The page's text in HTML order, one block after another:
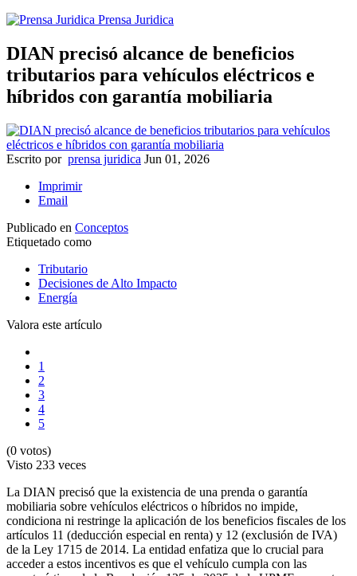
Prensa Juridica
DIAN precisó alcance de beneficios
tributarios para vehículos eléctricos e
híbridos con garantía mobiliaria
Escrito por prensa juridica Jun 01, 2026
Imprimir
Email
Publicado en Conceptos
Etiquetado como
Tributario
Decisiones de Alto Impacto
Energía
Valora este artículo
1
2
3
4
5
(0 votos)
Visto 233 veces
La DIAN precisó que la existencia de una prenda o garantía
mobiliaria sobre vehículos eléctricos o híbridos no impide,
condiciona ni restringe la aplicación de los beneficios fiscales de los
artículos 11 (deducción especial en renta) y 12 (exclusión de IVA)
de la Ley 1715 de 2014. La entidad enfatiza que lo crucial para
acceder a estos incentivos es que el vehículo cumpla con las